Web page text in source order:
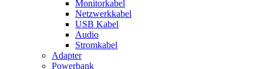
Monitorkabel
Netzwerkkabel
USB Kabel
Audio
Stromkabel
Adapter
Powerbank